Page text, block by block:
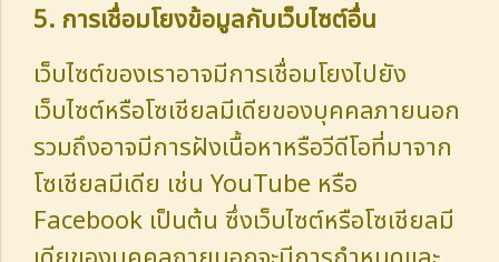
5. การเชื่อมโยงข้อมูลกับเว็บไซต์อื่น
เว็บไซต์ของเราอาจมีการเชื่อมโยงไปยัง
เว็บไซต์หรือโซเชียลมีเดียของบุคคลภายนอก
รวมถึงอาจมีการฝังเนื้อหาหรือวีดีโอที่มาจาก
โซเชียลมีเดีย เช่น YouTube หรือ
Facebook เป็นต้น ซึ่งเว็บไซต์หรือโซเชียลมี